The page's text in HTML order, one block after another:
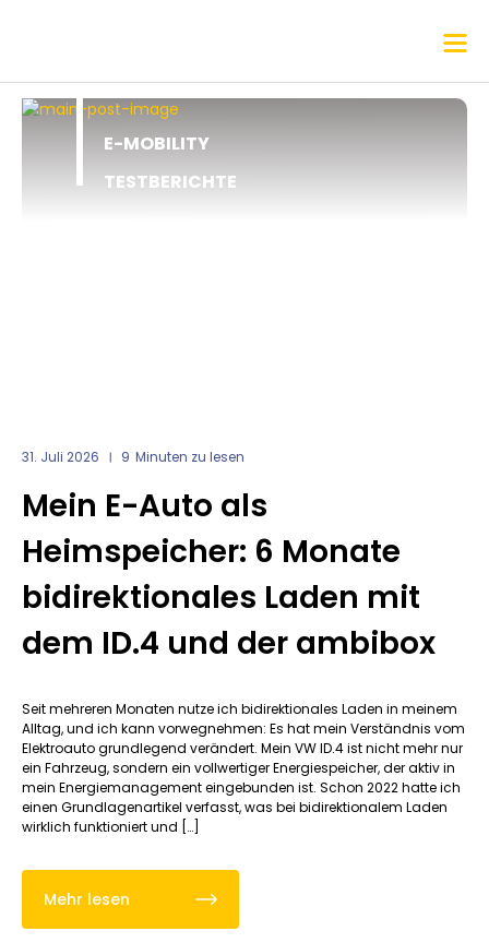
E-MOBILITY
TESTBERICHTE
31. Juli 2026 9 Minuten zu lesen
Mein E-Auto als
Heimspeicher: 6 Monate
bidirektionales Laden mit
dem ID.4 und der ambibox
Seit mehreren Monaten nutze ich bidirektionales Laden in meinem
Alltag, und ich kann vorwegnehmen: Es hat mein Verständnis vom
Elektroauto grundlegend verändert. Mein VW ID.4 ist nicht mehr nur
ein Fahrzeug, sondern ein vollwertiger Energiespeicher, der aktiv in
mein Energiemanagement eingebunden ist. Schon 2022 hatte ich
einen Grundlagenartikel verfasst, was bei bidirektionalem Laden
wirklich funktioniert und […]
Mehr lesen